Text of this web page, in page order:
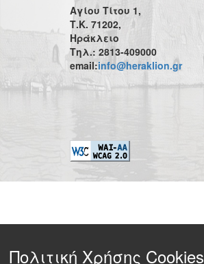
Αγίου Τίτου 1,
Τ.Κ. 71202,
Ηράκλειο
Τηλ.: 2813-409000
email:info@heraklion.gr
Πολιτική Χρήσης Cookies